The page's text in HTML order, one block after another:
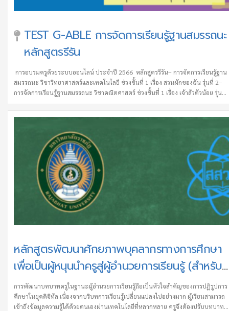
TEST G-ABLE การจัดการเรียนรู้ฐานสมรรถนะ
หลักสูตรรีรัน
การอบรมครูด้วยระบบออนไลน์ ประจำปี 2566 หลักสูตรรีรัน– การจัดการเรียนรู้ฐาน
สมรรถนะ วิชาวิทยาศาสตร์และเทคโนโลยี ช่วงชั้นที่ 1 เรื่อง สวนผักของฉัน รุ่นที่ 2–
การจัดการเรียนรู้ฐานสมรรถนะ วิชาคณิตศาสตร์ ช่วงชั้นที่ 1 เรื่อง เจ้าสัวตัวน้อย รุ่นที่
หลักสูตรพัฒนาศักยภาพบุคลากรทางการศึกษา
เพื่อเป็นผู้หนุนนำครูสู่ผู้อำนวยการเรียนรู้ (สำหรับ
อาจารย์มหาวิทยาลัยราชภัฏ)
การพัฒนาบทบาทครูในฐานะผู้อำนวยการเรียนรู้ถือเป็นหัวใจสำคัญของการปฏิรูปการ
ศึกษาในยุคดิจิทัล เนื่องจากบริบทการเรียนรู้เปลี่ยนแปลงไปอย่างมาก ผู้เรียนสามารถ
เข้าถึงข้อมูลความรู้ได้ด้วยตนเองผ่านเทคโนโลยีที่หลากหลาย ครูจึงต้องปรับบทบาท